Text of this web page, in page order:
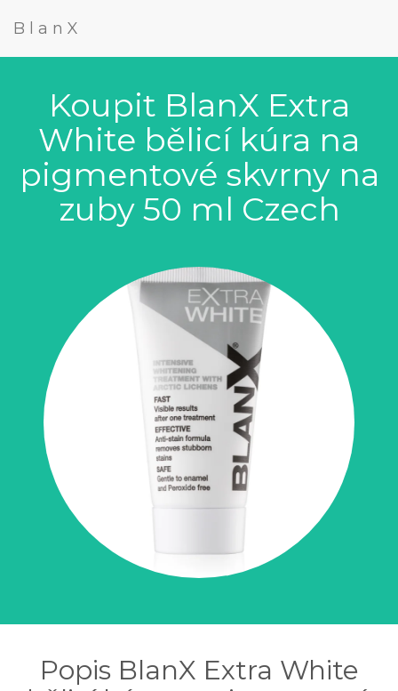
BlanX
Koupit BlanX Extra
White bělicí kúra na
pigmentové skvrny na
zuby 50 ml Czech
Popis BlanX Extra White